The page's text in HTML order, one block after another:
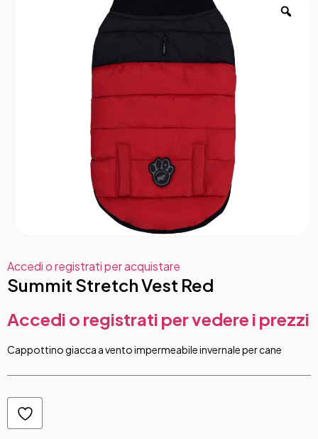
Accedi o registrati per acquistare
Summit Stretch Vest Red
Accedi o registrati per vedere i prezzi
Cappottino giacca a vento impermeabile invernale per cane